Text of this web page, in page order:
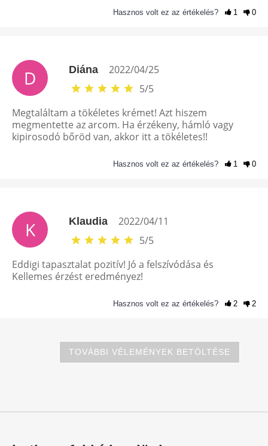
Hasznos volt ez az értékelés? 1 0
Hasznos volt ez az értékelés? 1 0
D Diána
2022/04/25
5/5
Megtaláltam a tökéletes krémet! Azt hiszem
megmentette az arcom. Ha érzékeny, hámló vagy
kipirosodó bőröd van, akkor itt a tökéletes!!
Hasznos volt ez az értékelés? 2 2
K Klaudia
2022/04/11
5/5
Eddigi tapasztalat pozitív! Jó a felszívódása és
Kellemes érzést eredményez!
TOVÁBBI VÉLEMÉNYEK BETÖLTÉSE